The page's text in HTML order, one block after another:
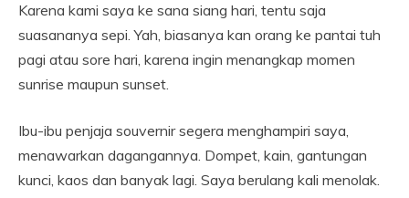
Karena kami saya ke sana siang hari, tentu saja
suasananya sepi. Yah, biasanya kan orang ke pantai tuh
pagi atau sore hari, karena ingin menangkap momen
sunrise maupun sunset.
Ibu-ibu penjaja souvernir segera menghampiri saya,
menawarkan dagangannya. Dompet, kain, gantungan
kunci, kaos dan banyak lagi. Saya berulang kali menolak.